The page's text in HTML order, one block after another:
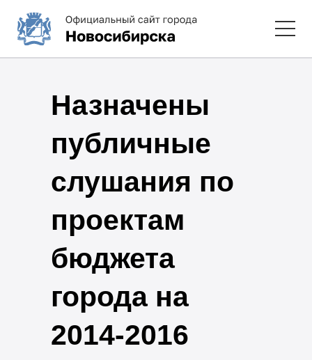
Назначены
публичные
слушания по
проектам
бюджета
города на
2014-2016